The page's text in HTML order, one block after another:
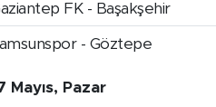
FK - Başakşehir
- Göztepe
Mayıs, Pazar